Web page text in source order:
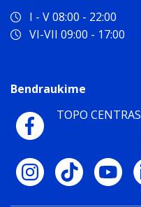
I - V 08:00 - 22:00
VI-VII 09:00 - 17:00
Bendraukime
TOPO CENTRAS